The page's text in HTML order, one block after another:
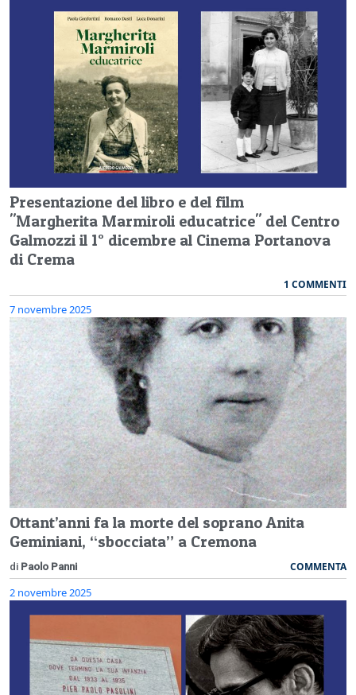
Presentazione del libro e del film
"Margherita Marmiroli educatrice" del Centro
Galmozzi il 1° dicembre al Cinema Portanova
di Crema
1 COMMENTI
7 novembre 2025
Ottant’anni fa la morte del soprano Anita
Geminiani, “sbocciata” a Cremona
di Paolo Panni COMMENTA
2 novembre 2025